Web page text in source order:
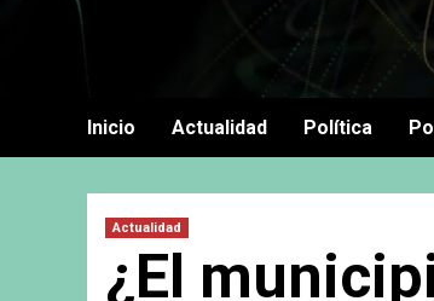
Inicio Actualidad Política
Actualidad
¿El